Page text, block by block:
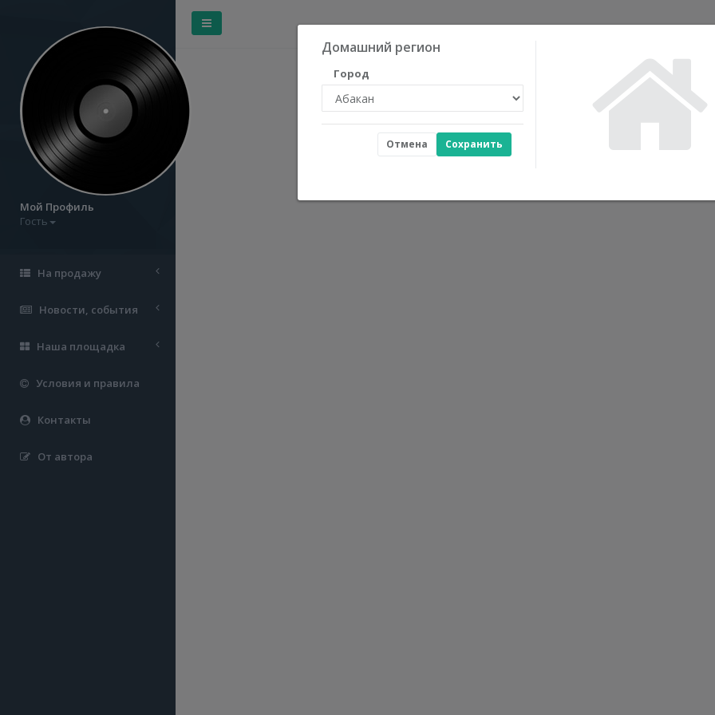
Мой Профиль
Гость
На продажу
Новости, события
Наша площадка
Условия и правила
Контакты
От автора
Домашний регион
Город
Сохранить
Отмена